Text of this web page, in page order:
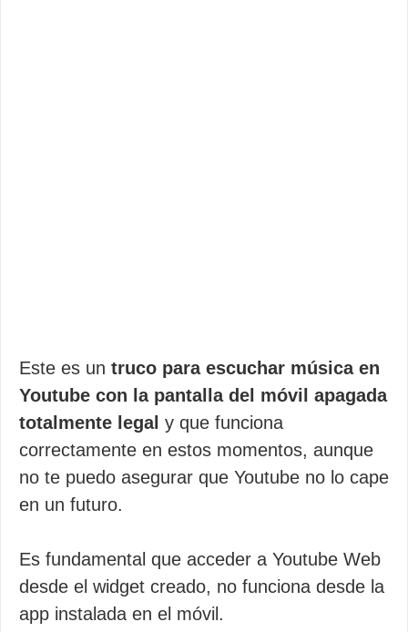
Este es un truco para escuchar música en
Youtube con la pantalla del móvil apagada
totalmente legal y que funciona
correctamente en estos momentos, aunque
no te puedo asegurar que Youtube no lo cape
en un futuro.
Es fundamental que acceder a Youtube Web
desde el widget creado, no funciona desde la
app instalada en el móvil.